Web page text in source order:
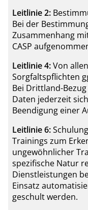
Leitlinie 2:
Bei der
Zusammenhang
CASP
Leitlinie 4:Von
Sorgfaltspflichten
Bei Drittland-
Daten jederzeit
Beendigung einer
Leitlinie 6:
Trainings zum
ungewöhnlicher
spezifische Natur
Dienstleistungen
Einsatz
geschult werden.